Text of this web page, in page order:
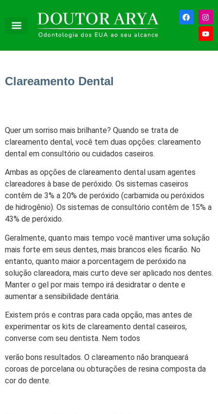
Clareamento Dental
Quer um sorriso mais brilhante? Quando se trata de
clareamento dental, você tem duas opções: clareamento
dental em consultório ou cuidados caseiros.
Ambas as opções de clareamento dental usam agentes
clareadores à base de peróxido. Os sistemas caseiros
contêm de 3% a 20% de peróxido (carbamida ou peróxidos
de hidrogênio). Os sistemas de consultório contêm de 15% a
43% de peróxido.
Geralmente, quanto mais tempo você mantiver uma solução
mais forte em seus dentes, mais brancos eles ficarão. No
entanto, quanto maior a porcentagem de peróxido na
solução clareadora, mais curto deve ser aplicado nos dentes.
Manter o gel por mais tempo irá desidratar o dente e
aumentar a sensibilidade dentária.
Existem prós e contras para cada opção, mas antes de
experimentar os kits de clareamento dental caseiros,
converse com seu dentista. Nem todos
verão bons resultados. O clareamento não branqueará
coroas de porcelana ou obturações de resina composta da
cor do dente.